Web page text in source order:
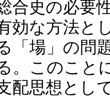
合史の必要
効な方法と
「場」の問
。このこと
配思想とし